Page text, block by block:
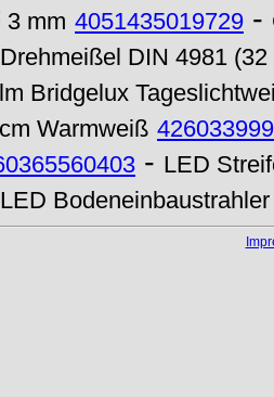
mm 4051435019729 -
Drehmeißel DIN 4981
Bridgelux
Warmweiß
- LED
LED